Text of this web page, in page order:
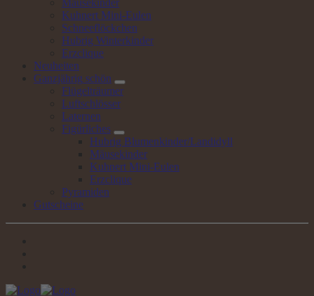
Mäusekinder
Kuhnert Mini-Eulen
Schneeflöckchen
Hubrig Winterkinder
Erzclique
Neuheiten
Ganzjährig schön
Flügelträumer
Luftschlösser
Laternen
Figürliches
Hubrig Blumenkinder/Landidyll
Mäusekinder
Kuhnert Mini-Eulen
Erzclique
Pyramiden
Gutscheine